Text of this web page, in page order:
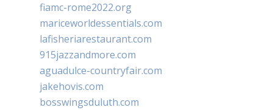
fiamc-rome2022.org
mariceworldessentials.com
lafisheriarestaurant.com
915jazzandmore.com
aguadulce-countryfair.com
jakehovis.com
bosswingsduluth.com